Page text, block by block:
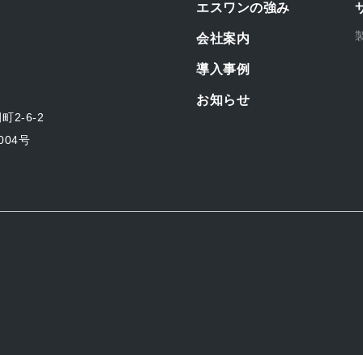
町2-6-2
号
エスワンの強み
会社案内
導入事例
お知らせ